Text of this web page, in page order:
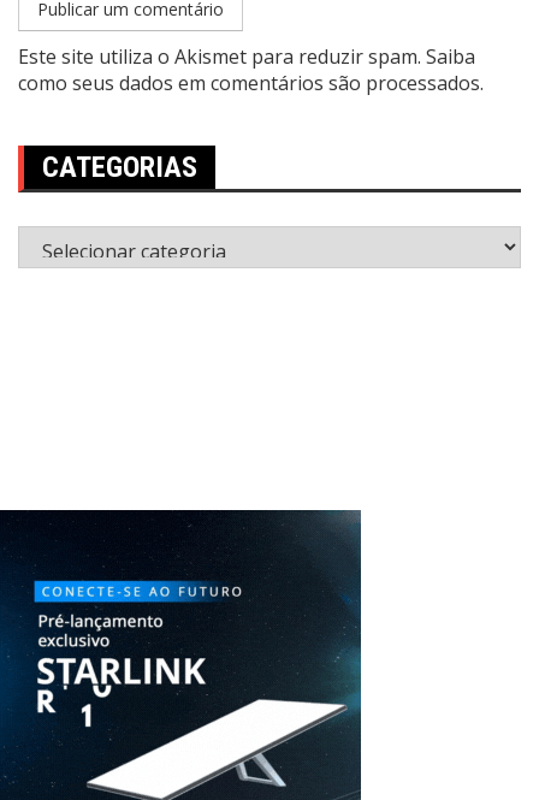
Este site utiliza o Akismet para reduzir spam. Saiba
como seus dados em comentários são processados.
CATEGORIAS
Categorias